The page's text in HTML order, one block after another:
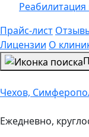
Прайс-лист
Лицензии О
Чехов,
Ежедневно,